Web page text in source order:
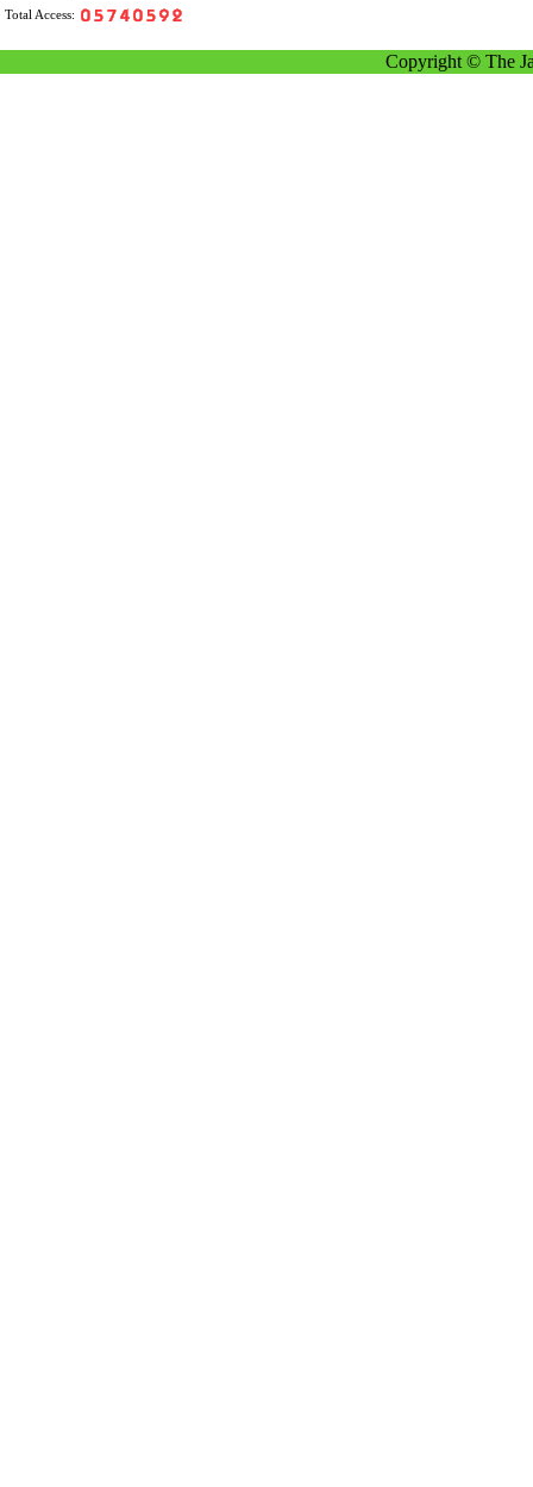
Total Access:
Copyright © The